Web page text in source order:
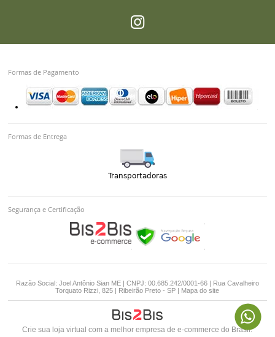
Formas de Pagamento
Formas de Entrega
Segurança e Certificação
Razão Social: Joel Antônio Sian ME | CNPJ: 00.685.242/0001-66 | Rua Cavalheiro
Torquato Rizzi, 825 | Ribeirão Preto - SP | Mapa do site
Crie sua loja virtual com a melhor empresa de e-commerce do Brasil.